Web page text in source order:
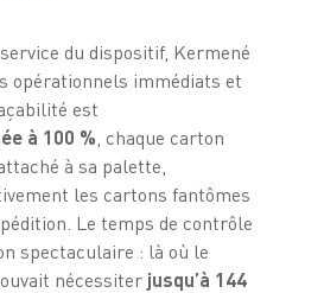
du dispositif, Kermené
opérationnels immédiats et
est
à 100 % , chaque carton
à sa palette,
les cartons fantômes
Le temps de contrôle
spectaculaire : là où le
nécessiter jusqu’à 144